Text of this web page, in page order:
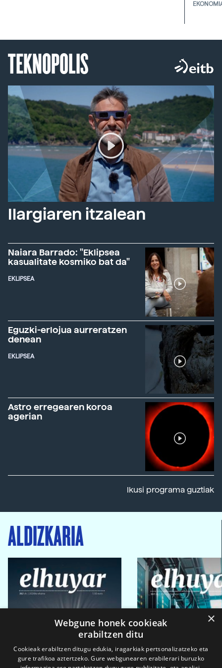
TEKNOPOLIS
Ilargiaren itzalean
Naiara Barrado: "Eklipsea
kasualitate kosmiko bat da"
EKLIPSEA
Eguzki-erlojua aurreratzen
denean
EKLIPSEA
Astro erregearen koroa
agerian
Ikusi programa guztiak
ALDIZKARIA
×
Webgune honek cookieak
erabiltzen ditu
Cookieak erabiltzen ditugu edukia, iragarkiak pertsonalizatzeko eta
gure trafikoa aztertzeko. Gure webgunearen erabilerari buruzko